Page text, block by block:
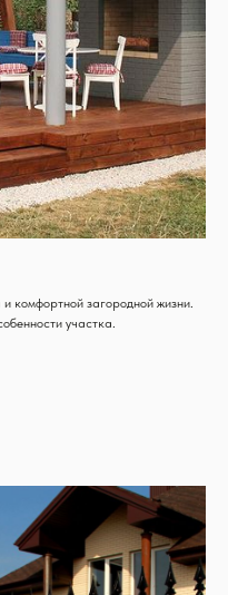
комфортной загородной жизни.
участка.